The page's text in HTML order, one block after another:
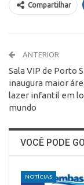
Compartilhar
ANTERIOR
Sala VIP de Porto
inaugura maior
lazer infantil em
mundo
VOCÊ PODE
NOTÍCIAS